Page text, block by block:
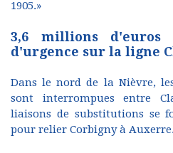
1905.»
3,6 millions d'euros
d'urgence sur la ligne
Dans le nord de la Nièvre,
sont interrompues entre
liaisons de substitutions se
pour relier Corbigny à Auxerre.